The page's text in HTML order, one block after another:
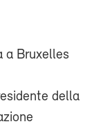
a Bruxelles
della